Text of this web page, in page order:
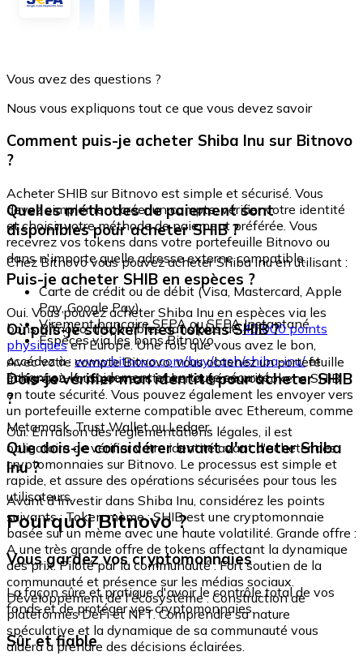
Vous avez des questions ?
Nous vous expliquons tout ce que vous devez savoir
Comment puis-je acheter Shiba Inu sur Bitnovo
?
Acheter SHIB sur Bitnovo est simple et sécurisé. Vous
devez simplement créer un compte, vérifier votre identité
et choisir votre méthode de paiement préférée. Vous
recevrez vos tokens dans votre portefeuille Bitnovo ou
dans n'importe quelle adresse externe compatible.
Quelles méthodes de paiement sont
disponibles pour acheter SHIB ?
Chez Bitnovo vous pouvez acheter Shiba Inu en utilisant :
Carte de crédit ou de débit (Visa, Mastercard, Apple
Pay, Google Pay)
Virement bancaire SEPA ou SEPA Instantané
Espèces via les bons Bitnovo
Puis-je acheter SHIB en espèces ?
Oui. Vous pouvez acheter Shiba Inu en espèces via les
bons Bitnovo, disponibles dans plus de40 000 points
physiquesen Europe. Une fois que vous avez le bon,
accédez à : www.bitnovo.com/buy/cash/shiba-inu/et
échangez-le rapidement et en toute sécurité.
Où puis-je stocker mes tokens SHIB ?
Avec votre compte Bitnovo, vous obtenez un portefeuille
intégré où vous pouvez stocker et gérer vos tokens SHIB
en toute sécurité. Vous pouvez également les envoyer vers
un portefeuille externe compatible avec Ethereum, comme
Metamask, Trust Wallet ou Ledger.
Dois-je vérifier mon identité pour acheter SHIB
?
Oui. En raison des réglementations légales, il est
obligatoire de vérifier votre identité avant d'acheter des
cryptomonnaies sur Bitnovo. Le processus est simple et
rapide, et assure des opérations sécurisées pour tous les
utilisateurs.
Que dois-je considérer avant d'acheter Shiba
Inu ?
Avant d'investir dans Shiba Inu, considérez les points
suivants : Token mème : SHIB est une cryptomonnaie
basée sur un mème avec une haute volatilité. Grande offre :
A une très grande offre de tokens affectant la dynamique
des prix. Piloté par la communauté : Fort soutien de la
communauté et présence sur les médias sociaux.
Développement de l'écosystème : Construction de
plateformes DeFi et NFT. Comprendre sa nature
spéculative et la dynamique de sa communauté vous
aidera à prendre des décisions éclairées.
Pourquoi Bitnovo ?
Vous gardez vos cryptomonnaies
La façon sûre et pratique d'avoir le contrôle total de vos
fonds et de protéger vos cryptomonnaies.
Sûr et fiable